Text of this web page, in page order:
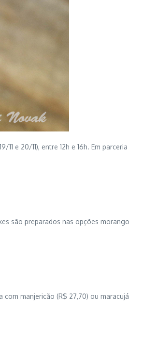
e 20/11), entre 12h e 16h. Em parceria
são preparados nas opções morango
manjericão (R$ 27,70) ou maracujá